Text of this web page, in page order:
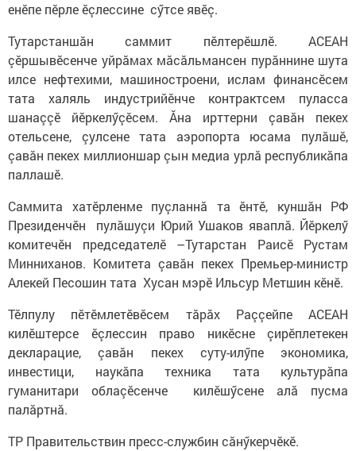
енӗпе пӗрле ӗçлессине сӳтсе явӗç.
Тутарстаншăн саммит пӗлтерӗшлӗ. АСЕАН
çӗршывӗсенче уйрăмах мăсăльмансен пурăннине шута
илсе нефтехими, машиностроени, ислам финансӗсем
тата халяль индустрийӗнче контрактсем пуласса
шанаççӗ йӗркелӳçӗсем. Ăна ирттерни çавăн пекех
отельсене, çулсене тата аэропорта юсама пулăшӗ,
çавăн пекех миллионшар çын медиа урлă республикăпа
паллашӗ.
Саммита хатӗрленме пуçланнă та ӗнтӗ, куншăн РФ
Президенчӗн пулăшуçи Юрий Ушаков яваплă. Йӗркелӳ
комитечӗн председателӗ –Тутарстан Раисӗ Рустам
Минниханов. Комитета çавăн пекех Премьер-министр
Алекей Песошин тата Хусан мэрӗ Ильсур Метшин кӗнӗ.
Тӗлпулу пӗтӗмлетӗвӗсем тăрăх Раççейпе АСЕАН
килӗштерсе ӗçлессин право никӗсне çирӗплетекен
декларацие, çавăн пекех суту-илӳпе экономика,
инвестици, наукăпа техника тата культурăпа
гуманитари облаçӗсенче килӗшӳсене алă пусма
палăртнă.
ТР Правительствин пресс-службин сăнӳкерчӗкӗ.